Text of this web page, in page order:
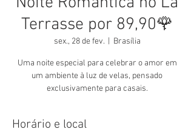
Terrasse por 89,90🌹
sex., 28 de fev.
  |
Brasília
Uma noite especial para celebrar o amor em
um ambiente à luz de velas, pensado
exclusivamente para casais.
Horário e local